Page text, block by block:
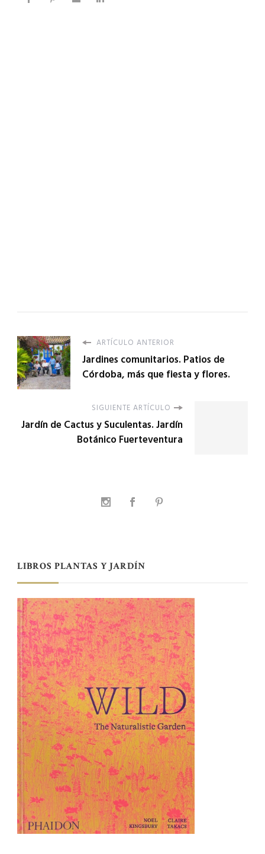
ARTÍCULO ANTERIOR
Jardines comunitarios. Patios de
Córdoba, más que fiesta y flores.
SIGUIENTE ARTÍCULO
Jardín de Cactus y Suculentas. Jardín
Botánico Fuerteventura
LIBROS PLANTAS Y JARDÍN